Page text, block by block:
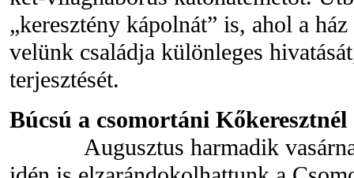
„keresztény kápolnát” is, ahol a
velünk családja különleges
terjesztését.
Búcsú a csomortáni Kőkeresztnél
Augusztus harmadik